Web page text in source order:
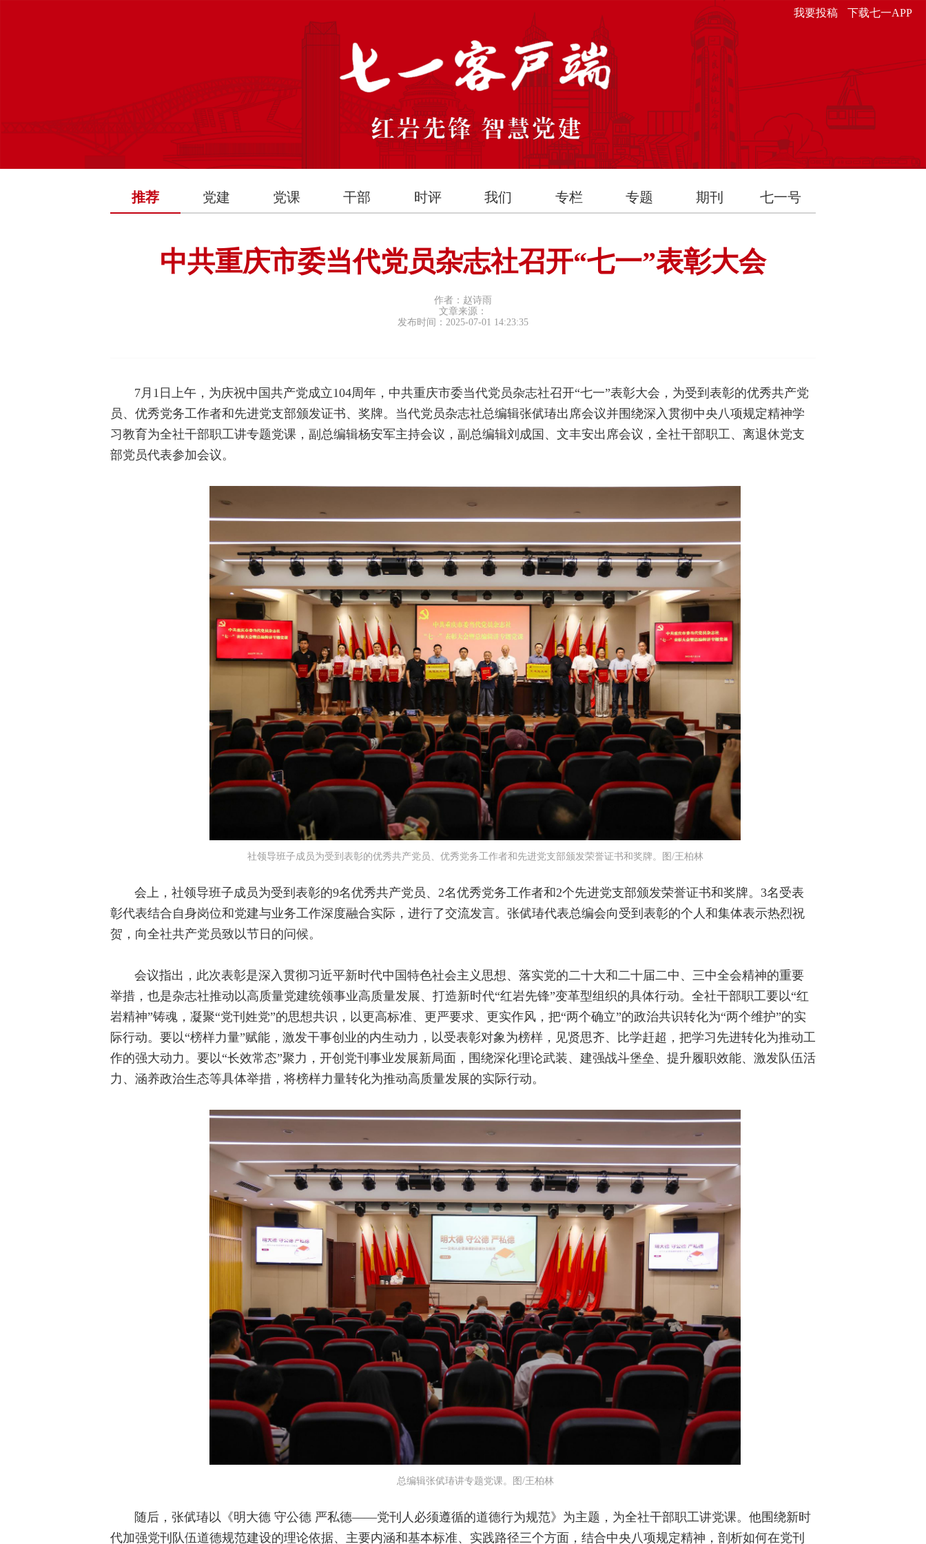
我要投稿 下载七一APP
推荐 党建 党课 干部 时评 我们 专栏 专题 期刊 七一号
中共重庆市委当代党员杂志社召开“七一”表彰大会
作者：赵诗雨
文章来源：
发布时间：2025-07-01 14:23:35
7月1日上午，为庆祝中国共产党成立104周年，中共重庆市委当代党员杂志社召开“七一”表彰大会，为受到表彰的优秀共产党
员、优秀党务工作者和先进党支部颁发证书、奖牌。当代党员杂志社总编辑张倵瑃出席会议并围绕深入贯彻中央八项规定精神学
习教育为全社干部职工讲专题党课，副总编辑杨安军主持会议，副总编辑刘成国、文丰安出席会议，全社干部职工、离退休党支
部党员代表参加会议。
社领导班子成员为受到表彰的优秀共产党员、优秀党务工作者和先进党支部颁发荣誉证书和奖牌。图/王柏林
会上，社领导班子成员为受到表彰的9名优秀共产党员、2名优秀党务工作者和2个先进党支部颁发荣誉证书和奖牌。3名受表
彰代表结合自身岗位和党建与业务工作深度融合实际，进行了交流发言。张倵瑃代表总编会向受到表彰的个人和集体表示热烈祝
贺，向全社共产党员致以节日的问候。
会议指出，此次表彰是深入贯彻习近平新时代中国特色社会主义思想、落实党的二十大和二十届二中、三中全会精神的重要
举措，也是杂志社推动以高质量党建统领事业高质量发展、打造新时代“红岩先锋”变革型组织的具体行动。全社干部职工要以“红
岩精神”铸魂，凝聚“党刊姓党”的思想共识，以更高标准、更严要求、更实作风，把“两个确立”的政治共识转化为“两个维护”的实
际行动。要以“榜样力量”赋能，激发干事创业的内生动力，以受表彰对象为榜样，见贤思齐、比学赶超，把学习先进转化为推动工
作的强大动力。要以“长效常态”聚力，开创党刊事业发展新局面，围绕深化理论武装、建强战斗堡垒、提升履职效能、激发队伍活
力、涵养政治生态等具体举措，将榜样力量转化为推动高质量发展的实际行动。
总编辑张倵瑃讲专题党课。图/王柏林
随后，张倵瑃以《明大德 守公德 严私德——党刊人必须遵循的道德行为规范》为主题，为全社干部职工讲党课。他围绕新时
代加强党刊队伍道德规范建设的理论依据、主要内涵和基本标准、实践路径三个方面，结合中央八项规定精神，剖析如何在党刊